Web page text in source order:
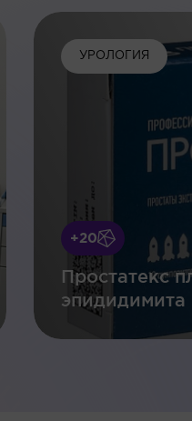
УРОЛОГИЯ
+20
Простатекс
эпидидимита